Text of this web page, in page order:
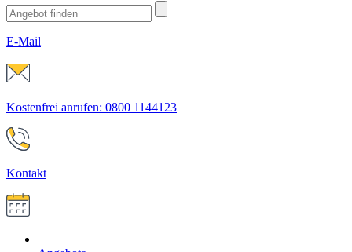
E-Mail
Kostenfrei anrufen: 0800 1144123
Kontakt